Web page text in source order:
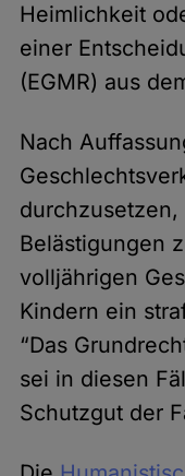
Heimlichkeit
einer
(EGMR) aus
Nach
Belästigungen
volljährigen
Kindern ein
“Das
sei in diesen
Schutzgut der